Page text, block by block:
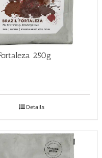
250g
Details